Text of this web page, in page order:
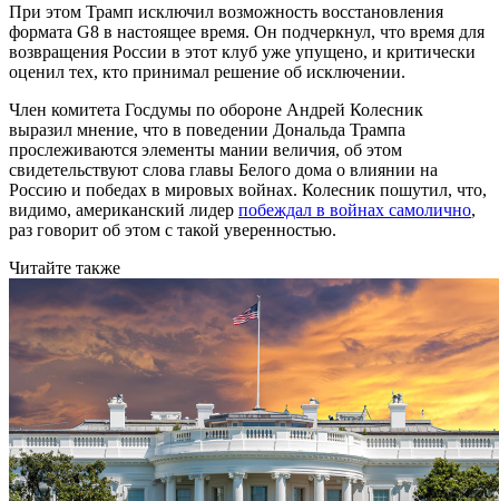
При этом Трамп исключил возможность восстановления
формата G8 в настоящее время. Он подчеркнул, что время для
возвращения России в этот клуб уже упущено, и критически
оценил тех, кто принимал решение об исключении.
Член комитета Госдумы по обороне Андрей Колесник
выразил мнение, что в поведении Дональда Трампа
прослеживаются элементы мании величия, об этом
свидетельствуют слова главы Белого дома о влиянии на
Россию и победах в мировых войнах. Колесник пошутил, что,
видимо, американский лидер побеждал в войнах самолично,
раз говорит об этом с такой уверенностью.
Читайте также